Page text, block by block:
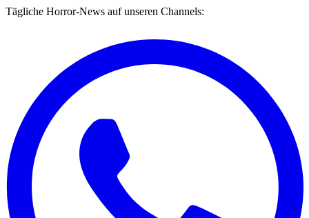
Tägliche Horror-News auf unseren Channels: